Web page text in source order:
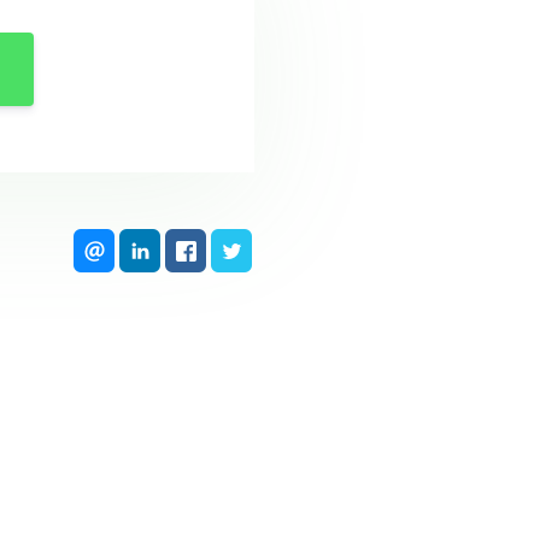
au générateur de
de l’installation.
et les fumées de